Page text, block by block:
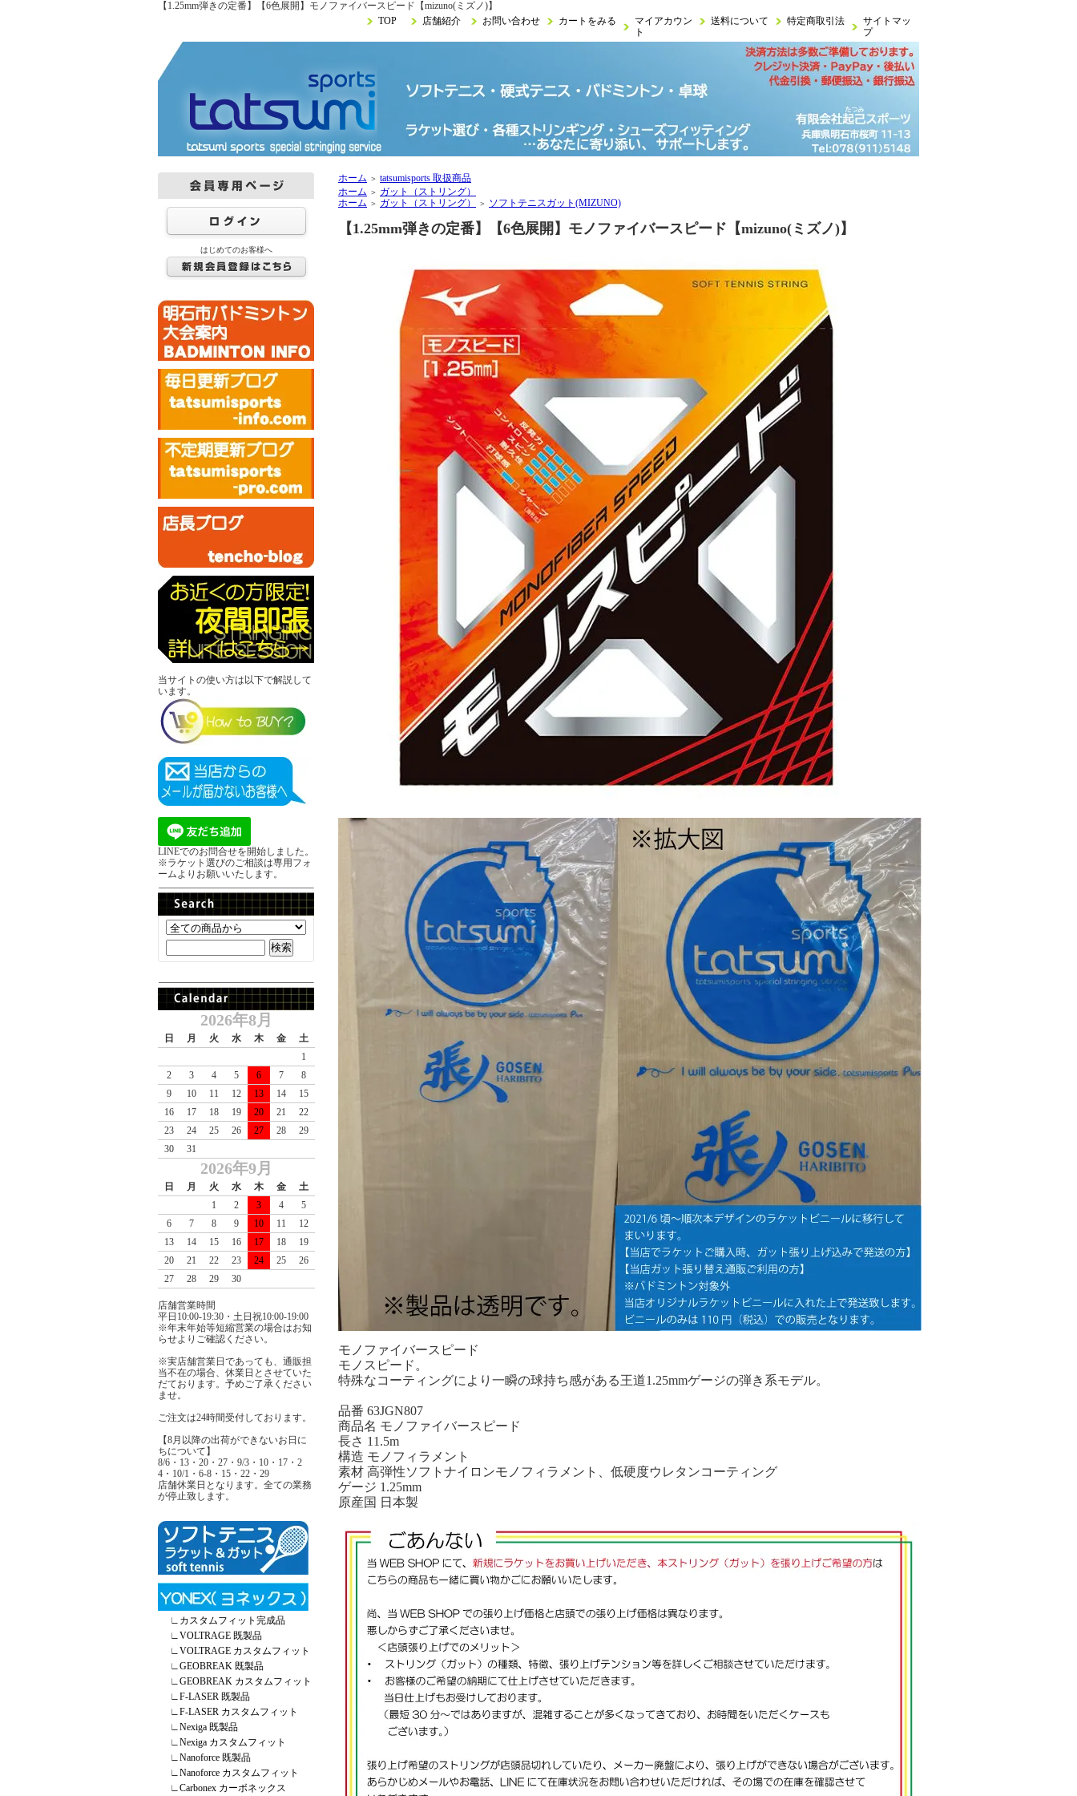
【1.25mm弾きの定番】【6色展開】モノファイバースピード【mizuno(ミズノ)】
TOP
店舗紹介 お問い合わせ カートをみる
マイアカウン
ト
送料について 特定商取引法
サイトマッ
プ
はじめてのお客様へ
当サイトの使い方は以下で解説して
います。
LINEでのお問合せを開始しました。
※ラケット選びのご相談は専用フォ
ームよりお願いいたします。
2026年8月
日 月 火 水 木 金
土
1
2
3 4 5 6 7
8
9
10 11 12 13 14
15
16
17 18 19 20 21
22
23
24 25 26 27 28
29
30
31
2026年9月
日 月 火 水 木 金
土
1
2 3 4
5
6
7 8 9 10 11
12
13
14 15 16 17 18
19
20
21 22 23 24 25
26
27
28 29 30
店舗営業時間
平日10:00-19:30・土日祝10:00-19:00
※年末年始等短縮営業の場合はお知
らせよりご確認ください。
※実店舗営業日であっても、通販担
当不在の場合、休業日とさせていた
だております。予めご了承ください
ませ。
ご注文は24時間受付しております。
【8月以降の出荷ができないお日に
ちについて】
8/6・13・20・27・9/3・10・17・2
4・10/1・6-8・15・22・29
店舗休業日となります。全ての業務
が停止致します。
∟ カスタムフィット完成品
∟VOLTRAGE 既製品
∟VOLTRAGE カスタムフィット
∟GEOBREAK 既製品
∟GEOBREAK カスタムフィット
∟F-LASER 既製品
∟F-LASER カスタムフィット
∟Nexiga 既製品
∟Nexiga カスタムフィット
∟Nanoforce 既製品
∟Nanoforce カスタムフィット
∟Carbonex カーボネックス
ホーム ＞ tatsumisports 取扱商品
ホーム ＞ ガット（ストリング）
ホーム ＞ ガット（ストリング） ＞ ソフトテニスガット(MIZUNO)
【1.25mm弾きの定番】【6色展開】モノファイバースピード【mizuno(ミズノ)】
モノファイバースピード
モノスピード。
特殊なコーティングにより一瞬の球持ち感がある王道1.25mmゲージの弾き系モデル。
品番 63JGN807
商品名 モノファイバースピード
長さ 11.5m
構造 モノフィラメント
素材 高弾性ソフトナイロンモノフィラメント、低硬度ウレタンコーティング
ゲージ 1.25mm
原産国 日本製